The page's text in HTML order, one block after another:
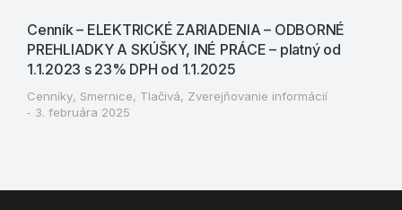
Cenník – ELEKTRICKÉ ZARIADENIA – ODBORNÉ
PREHLIADKY A SKÚŠKY, INÉ PRÁCE – platný od
1.1.2023 s 23% DPH od 1.1.2025
Cenníky, Smernice, Tlačivá, Zverejňovanie informácií
3. februára 2025